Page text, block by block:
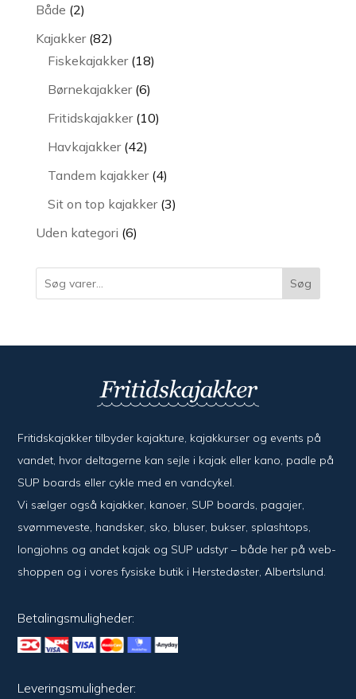
Både 22
varer
Kajakker 8282
varer
Fiskekajakker 1818
Børnekajakker 66
varer
Fritidskajakker 1010
Havkajakker 4242
varer
Tandem kajakker 44
varer
Sit on top kajakker 33
Uden kategori 66
Søg
Fritidskajakker tilbyder kajak­ture, kajak­kurser og events på
vandet, hvor del­ta­ger­ne kan sejle i kajak eller kano, padle på
SUP boards eller cykle med en vand­cykel.
Vi sælger også kajak­ker, kanoer, SUP boards, pagajer,
svømme­veste, hand­sker, sko, bluser, bukser, splash­tops,
long­johns og andet kajak og SUP udstyr – både her på web­
shoppen og i vores fysiske butik i Her­sted­øster, Alberts­lund.
Betalingsmuligheder:
Leveringsmuligheder: